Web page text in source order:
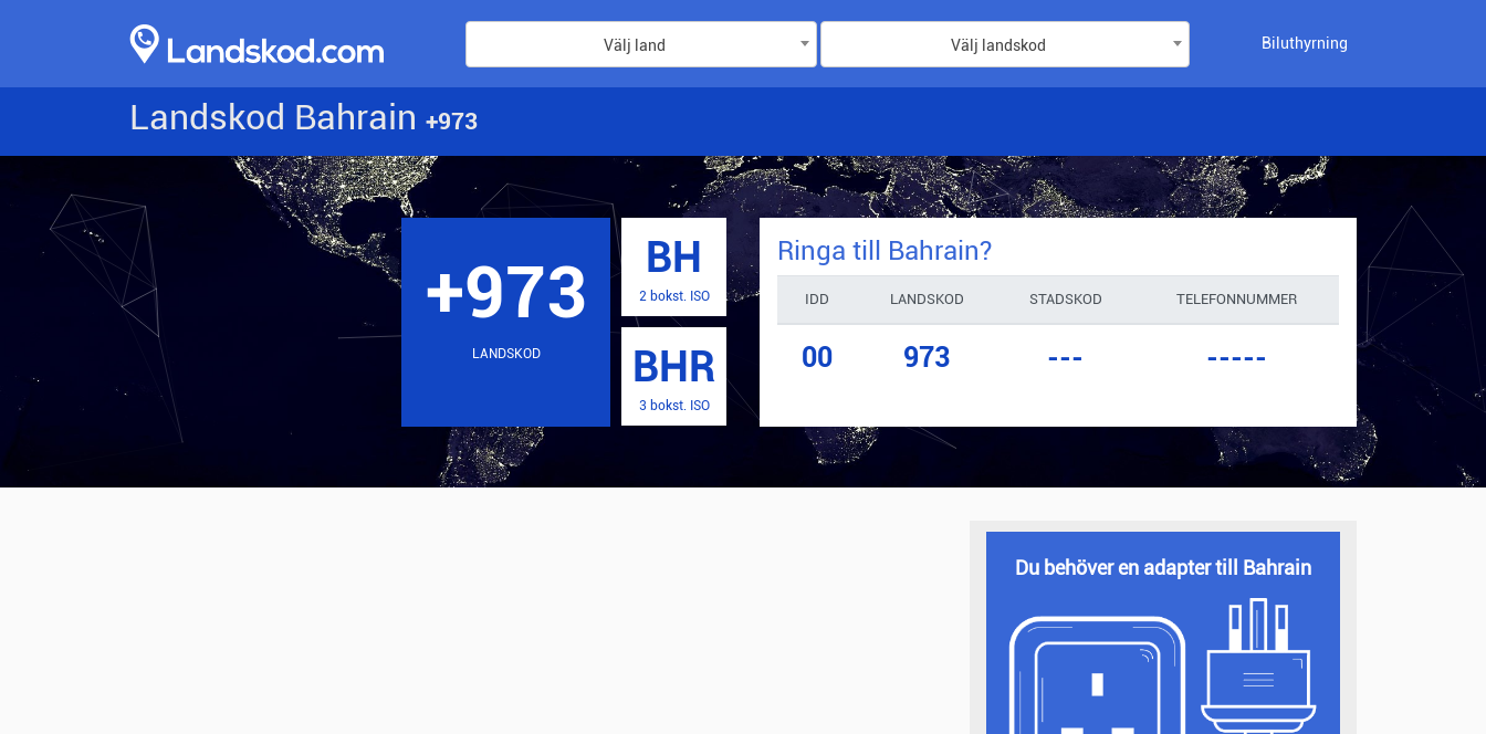
Välj land Välj landskod Biluthyrning
Landskod Bahrain +973
+973
LANDSKOD
BH
2 bokst. ISO
BHR
3 bokst. ISO
Ringa till Bahrain?
IDD LANDSKOD STADSKOD TELEFONNUMMER
00 973 --- -----
Du behöver en adapter till Bahrain